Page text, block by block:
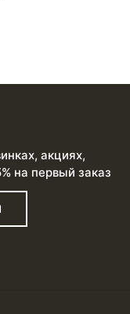
акциях,
на первый заказ